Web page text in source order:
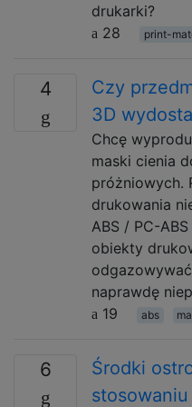
drukarki?
28
print-
4
Czy
3D
Chcę
maski cienia
próżniowych.
drukowania
ABS / PC-
obiekty
naprawdę
19
abs
6
Środki